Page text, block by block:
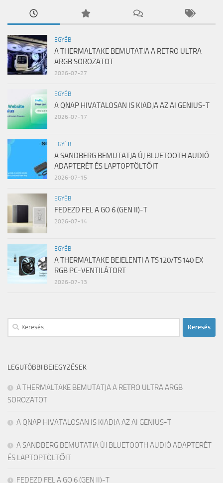
EGYÉB
A THERMALTAKE BEMUTATJA A RETRO ULTRA
ARGB SOROZATOT
2026-07-27
EGYÉB
A QNAP HIVATALOSAN IS KIADJA AZ AI GENIUS-T
2026-07-17
EGYÉB
A SANDBERG BEMUTATJA ÚJ BLUETOOTH AUDIÓ
ADAPTERÉT ÉS LAPTOPTÖLTŐIT
2026-07-15
EGYÉB
FEDEZD FEL A GO 6 (GEN II)-T
2026-07-14
EGYÉB
A THERMALTAKE BEJELENTI A TS120/TS140 EX
RGB PC-VENTILÁTORT
2026-07-13
Keresés:
LEGUTÓBBI BEJEGYZÉSEK
A THERMALTAKE BEMUTATJA A RETRO ULTRA ARGB
SOROZATOT
A QNAP HIVATALOSAN IS KIADJA AZ AI GENIUS-T
A SANDBERG BEMUTATJA ÚJ BLUETOOTH AUDIÓ ADAPTERÉT
ÉS LAPTOPTÖLTŐIT
FEDEZD FEL A GO 6 (GEN II)-T